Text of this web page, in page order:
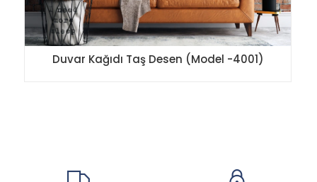
Duvar Kağıdı Taş Desen (Model -4001)